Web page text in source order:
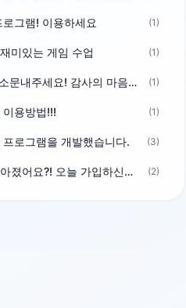
그램! 이용하세요 (1)
미있는 게임 수업 (1)
📢 ForEducator를 소문내주세요! 감사의 마음을 담은 포인트 선물 (1)
용방법!!! (1)
로그램을 개발했습니다. (3)
갑자기 사용자가 많아졌어요?! 오늘 가입하신분^^ (2)